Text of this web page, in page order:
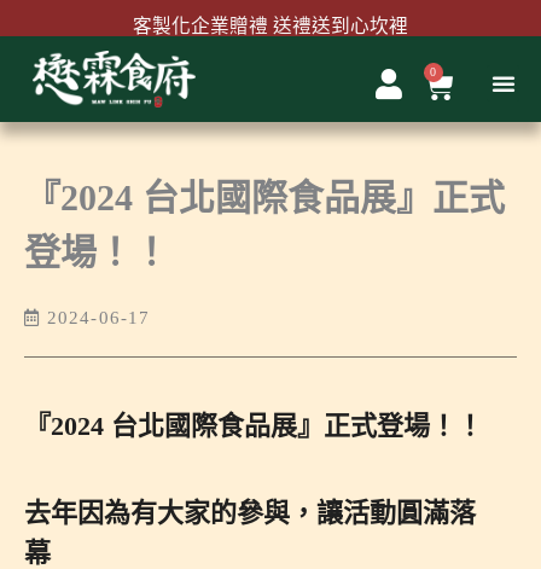
至
內
客製化企業贈禮 送禮送到心坎裡
首購結帳輸入『MAWLINK100』現折100元
0
購
物
籃
『2024 台北國際食品展』正式
登場！！
2024-06-17
『2024 台北國際食品展』正式登場！！
去年因為有大家的參與，讓活動圓滿落
幕